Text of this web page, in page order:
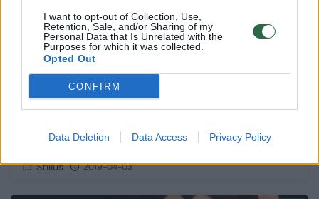
I want to opt-out of Collection, Use,
Retention, Sale, and/or Sharing of my
Personal Data that Is Unrelated with the
Purposes for which it was collected.
Opted Out
CONFIRM
Data Deletion Data Access Privacy Policy
„Gerbkite jos atminimą“
Stilius 2019-04-03